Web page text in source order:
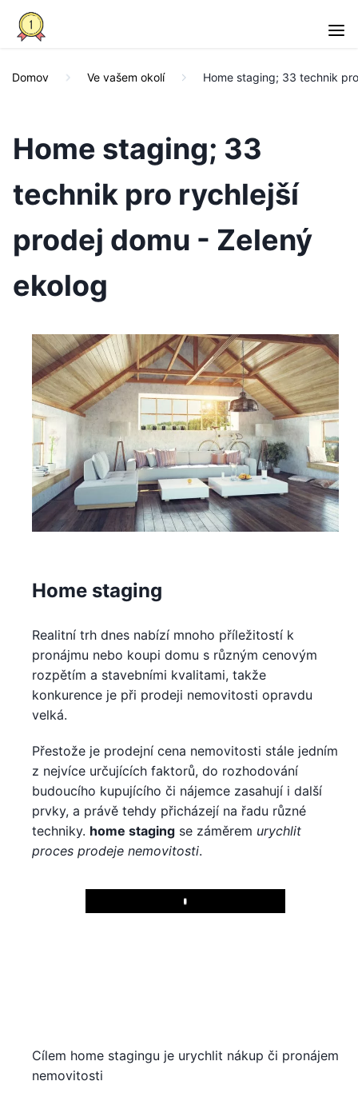
Domov Ve vašem okolí Home staging; 33 technik
Home staging; 33
technik pro rychlejší
prodej domu - Zelený
ekolog
Home staging
Realitní trh dnes nabízí mnoho příležitostí k
pronájmu nebo koupi domu s různým cenovým
rozpětím a stavebními kvalitami, takže
konkurence je při prodeji nemovitosti opravdu
velká.
Přestože je prodejní cena nemovitosti stále jedním
z nejvíce určujících faktorů, do rozhodování
budoucího kupujícího či nájemce zasahují i další
prvky, a právě tehdy přicházejí na řadu různé
techniky. home staging se záměrem urychlit
proces prodeje nemovitosti.
Play
Cílem home stagingu je urychlit nákup či pronájem
nemovitosti